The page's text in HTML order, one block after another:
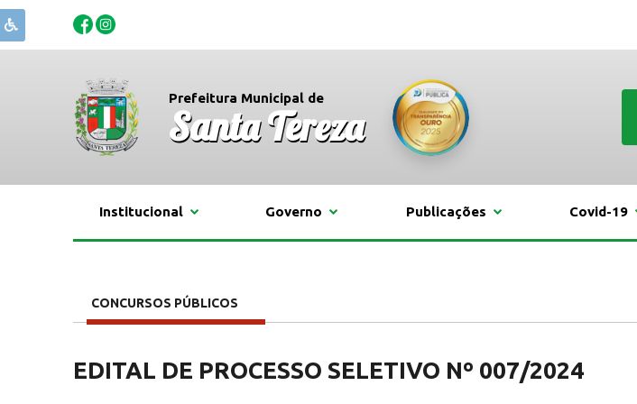
Prefeitura Municipal de
Santa Tereza
Institucional Governo Publicações Covid-19
CONCURSOS PÚBLICOS
EDITAL DE PROCESSO SELETIVO Nº 007/2024